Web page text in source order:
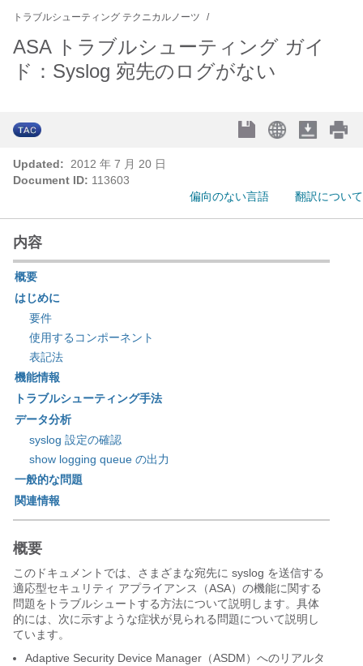
トラブルシューティング テクニカルノーツ
ASA トラブルシューティング ガイ
ド：Syslog 宛先のログがない
Updated:
2012 年 7 月 20 日
Document ID: 113603
偏向のない言語
翻訳について
内容
概要
はじめに
要件
使用するコンポーネント
表記法
機能情報
トラブルシューティング手法
データ分析
syslog 設定の確認
show logging queue の出力
一般的な問題
関連情報
概要
このドキュメントでは、さまざまな宛先に syslog を送信する
適応型セキュリティ アプライアンス（ASA）の機能に関する
問題をトラブルシュートする方法について説明します。具体
的には、次に示すような症状が見られる問題について説明し
ています。
Adaptive Security Device Manager（ASDM）へのリアルタ